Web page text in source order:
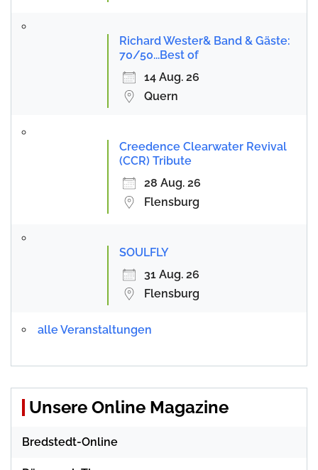
Richard Wester& Band & Gäste:
70/50...Best of
14 Aug. 26
Quern
Creedence Clearwater Revival
(CCR) Tribute
28 Aug. 26
Flensburg
SOULFLY
31 Aug. 26
Flensburg
alle Veranstaltungen
Unsere Online Magazine
Bredstedt-Online